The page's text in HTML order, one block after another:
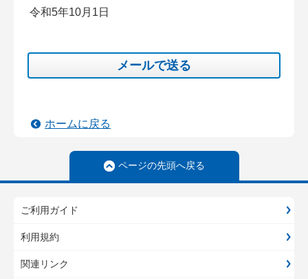
令和5年10月1日
メールで送る
ホームに戻る
ページの先頭へ戻る
ご利用ガイド
利用規約
関連リンク